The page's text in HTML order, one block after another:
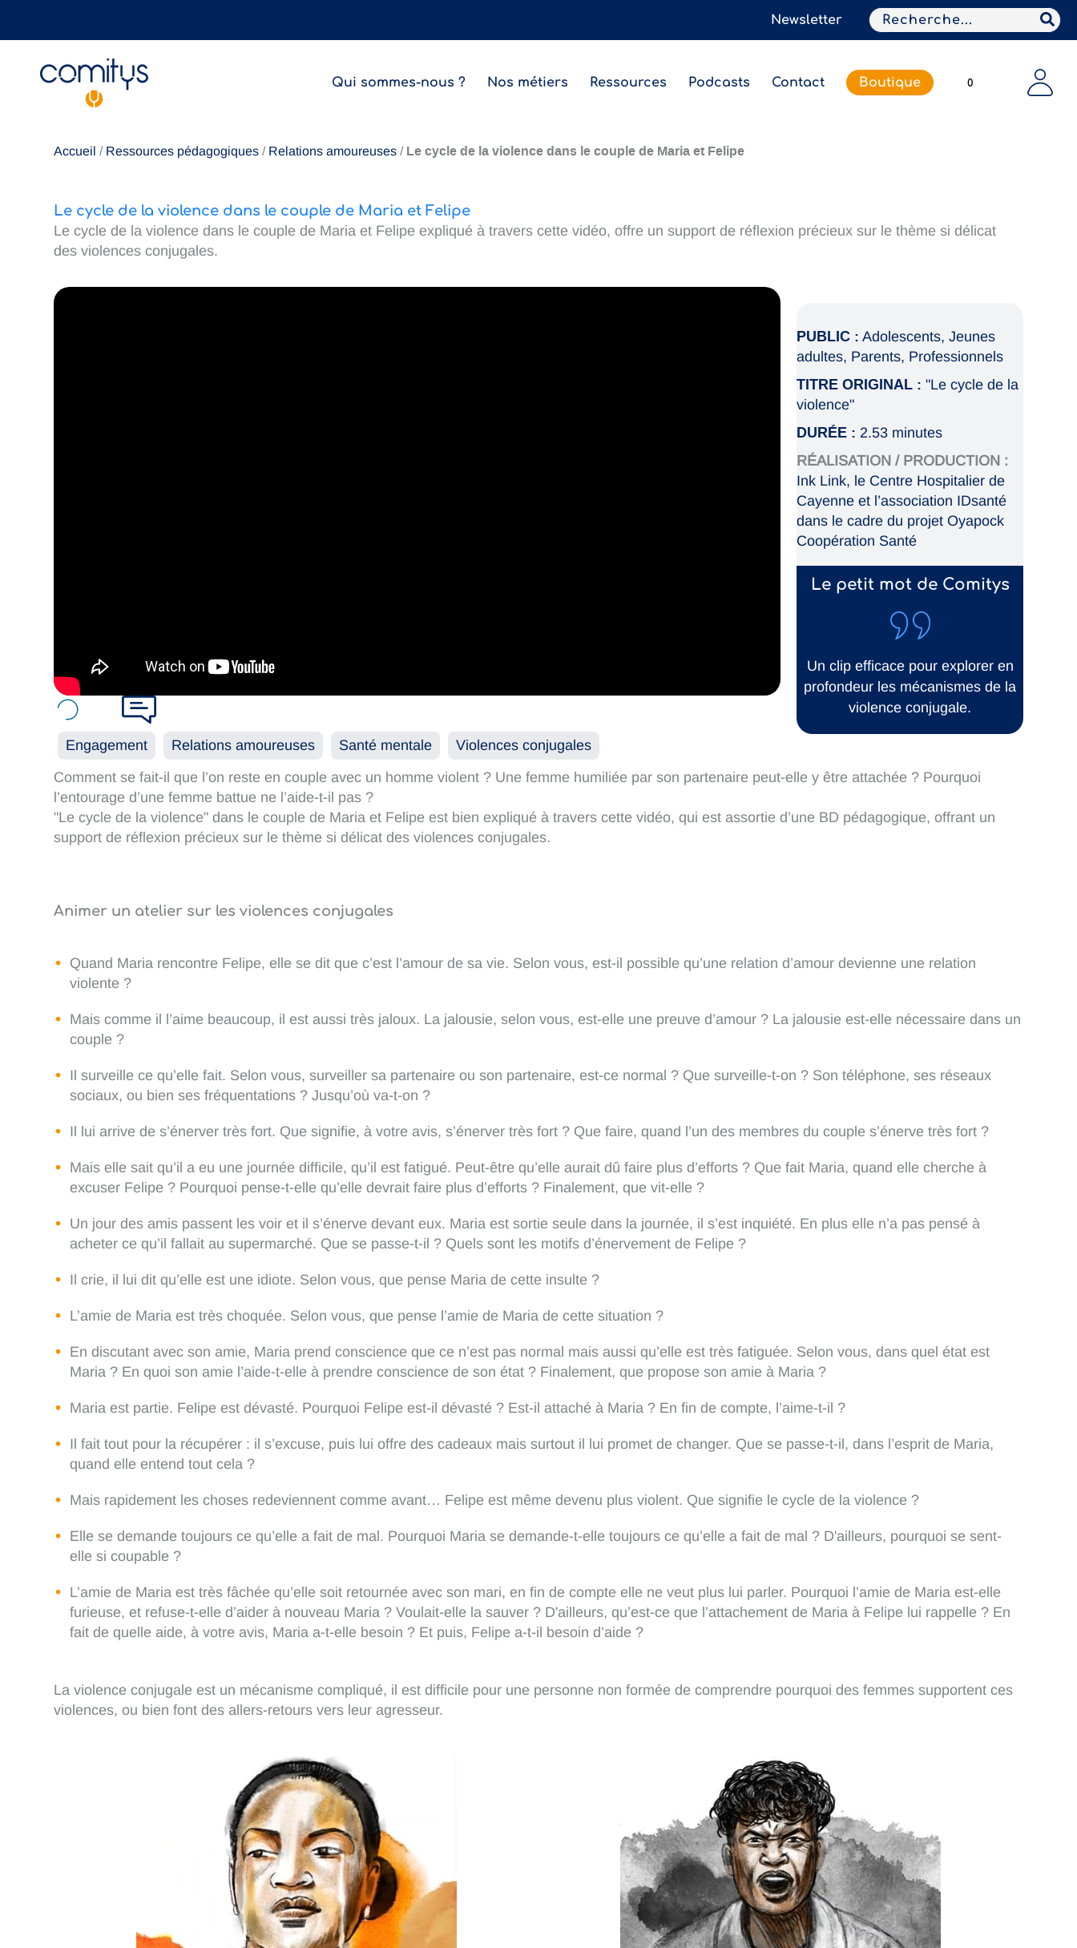
Newsletter
Search
for:
Qui sommes-nous ? Nos métiers Ressources Podcasts Contact Boutique 0
Accueil / Ressources pédagogiques / Relations amoureuses / Le cycle de la violence dans le couple de Maria et Felipe
Le cycle de la violence dans le couple de Maria et Felipe
Le cycle de la violence dans le couple de Maria et Felipe expliqué à travers cette vidéo, offre un support de réflexion précieux sur le thème si délicat
des violences conjugales.
Engagement Relations amoureuses Santé mentale Violences conjugales
PUBLIC : Adolescents, Jeunes
adultes, Parents, Professionnels
TITRE ORIGINAL : "Le cycle de la
violence"
DURÉE : 2.53 minutes
RÉALISATION / PRODUCTION :
Ink Link, le Centre Hospitalier de
Cayenne et l’association IDsanté
dans le cadre du projet Oyapock
Coopération Santé
Le petit mot de Comitys
Un clip efficace pour explorer en
profondeur les mécanismes de la
violence conjugale.
Comment se fait-il que l’on reste en couple avec un homme violent ? Une femme humiliée par son partenaire peut-elle y être attachée ? Pourquoi
l’entourage d’une femme battue ne l’aide-t-il pas ?
"Le cycle de la violence" dans le couple de Maria et Felipe est bien expliqué à travers cette vidéo, qui est assortie d’une BD pédagogique, offrant un
support de réflexion précieux sur le thème si délicat des violences conjugales.
Animer un atelier sur les violences conjugales
Quand Maria rencontre Felipe, elle se dit que c’est l’amour de sa vie. Selon vous, est-il possible qu’une relation d’amour devienne une relation
violente ?
Mais comme il l’aime beaucoup, il est aussi très jaloux. La jalousie, selon vous, est-elle une preuve d’amour ? La jalousie est-elle nécessaire dans un
couple ?
Il surveille ce qu’elle fait. Selon vous, surveiller sa partenaire ou son partenaire, est-ce normal ? Que surveille-t-on ? Son téléphone, ses réseaux
sociaux, ou bien ses fréquentations ? Jusqu’où va-t-on ?
Il lui arrive de s’énerver très fort. Que signifie, à votre avis, s’énerver très fort ? Que faire, quand l’un des membres du couple s’énerve très fort ?
Mais elle sait qu’il a eu une journée difficile, qu’il est fatigué. Peut-être qu’elle aurait dû faire plus d’efforts ? Que fait Maria, quand elle cherche à
excuser Felipe ? Pourquoi pense-t-elle qu’elle devrait faire plus d’efforts ? Finalement, que vit-elle ?
Un jour des amis passent les voir et il s’énerve devant eux. Maria est sortie seule dans la journée, il s’est inquiété. En plus elle n’a pas pensé à
acheter ce qu’il fallait au supermarché. Que se passe-t-il ? Quels sont les motifs d’énervement de Felipe ?
Il crie, il lui dit qu’elle est une idiote. Selon vous, que pense Maria de cette insulte ?
L’amie de Maria est très choquée. Selon vous, que pense l’amie de Maria de cette situation ?
En discutant avec son amie, Maria prend conscience que ce n’est pas normal mais aussi qu’elle est très fatiguée. Selon vous, dans quel état est
Maria ? En quoi son amie l’aide-t-elle à prendre conscience de son état ? Finalement, que propose son amie à Maria ?
Maria est partie. Felipe est dévasté. Pourquoi Felipe est-il dévasté ? Est-il attaché à Maria ? En fin de compte, l’aime-t-il ?
Il fait tout pour la récupérer : il s’excuse, puis lui offre des cadeaux mais surtout il lui promet de changer. Que se passe-t-il, dans l’esprit de Maria,
quand elle entend tout cela ?
Mais rapidement les choses redeviennent comme avant… Felipe est même devenu plus violent. Que signifie le cycle de la violence ?
Elle se demande toujours ce qu’elle a fait de mal. Pourquoi Maria se demande-t-elle toujours ce qu’elle a fait de mal ? D'ailleurs, pourquoi se sent-
elle si coupable ?
L’amie de Maria est très fâchée qu’elle soit retournée avec son mari, en fin de compte elle ne veut plus lui parler. Pourquoi l’amie de Maria est-elle
furieuse, et refuse-t-elle d’aider à nouveau Maria ? Voulait-elle la sauver ? D'ailleurs, qu’est-ce que l’attachement de Maria à Felipe lui rappelle ? En
fait de quelle aide, à votre avis, Maria a-t-elle besoin ? Et puis, Felipe a-t-il besoin d’aide ?
La violence conjugale est un mécanisme compliqué, il est difficile pour une personne non formée de comprendre pourquoi des femmes supportent ces
violences, ou bien font des allers-retours vers leur agresseur.